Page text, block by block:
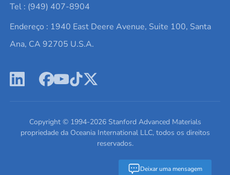
Deixar uma mensagem
Termos e Condições
Política de Privacidade
Alvos de pulverização catódica
Ácido hialurônico
Notícias e blogs
Estudos de caso
Escreva para nós
Tel : (949) 407-8904
Endereço : 1940 East Deere Avenue, Suite 100, Santa
Ana, CA 92705 U.S.A.
Copyright © 1994-2026Stanford Advanced Materials
propriedade da Oceania International LLC, todos os direitos
reservados.